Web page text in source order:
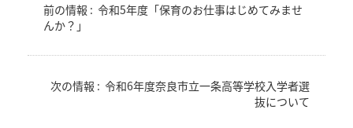
前の情報 : 令和5年度「保育のお仕事はじめてみませ
んか？」
次の情報 : 令和6年度奈良市立一条高等学校入学者選
抜について